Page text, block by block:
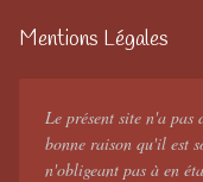
Mentions Légales
Le présent site n'a pas
bonne raison qu'il est
n'obligeant pas à en